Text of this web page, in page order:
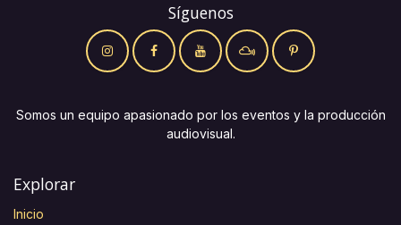
Síguenos
Somos un equipo apasionado por los eventos y la producción
audiovisual.
Explorar
Inicio